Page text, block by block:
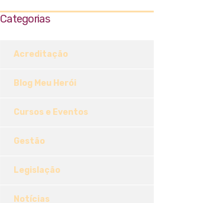
Categorias
Acreditação
Blog Meu Herói
Cursos e Eventos
Gestão
Legislação
Notícias